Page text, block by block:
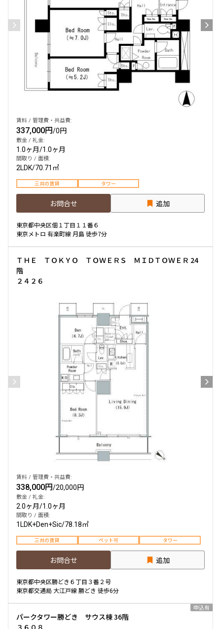
賃料 / 管理費・共益費:
337,000円/0円
敷金 / 礼金:
1.0ヶ月/1.0ヶ月
間取り / 面積:
2LDK/70.71㎡
三井の賃貸 タワー
お問合せ 追加
東京都中央区佃１丁目１１番６
東京メトロ 有楽町線 月島 徒歩7分
ＴＨＥ ＴＯＫＹＯ ＴＯＷＥＲＳ ＭＩＤＴＯＷＥＲ 24
階
２４２６
賃料 / 管理費・共益費:
338,000円/20,000円
敷金 / 礼金:
2.0ヶ月/1.0ヶ月
間取り / 面積:
1LDK+Den+Sic/78.18㎡
三井の賃貸 ペット可 タワー
お問合せ 追加
東京都中央区勝どき６丁目３番２号
東京都交通局 大江戸線 勝どき 徒歩6分
パークタワー勝どき サウス棟 36階
３６０８
申込有